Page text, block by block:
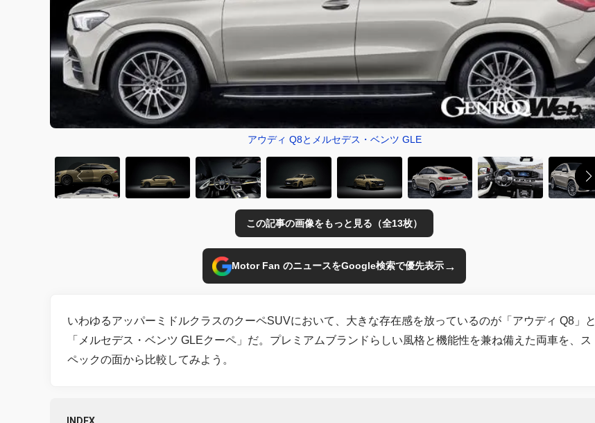
アウディ Q8とメルセデス・ベンツ GLE
この記事の画像をもっと見る（全13枚）
Motor Fan のニュースをGoogle検索で優先表示→
いわゆるアッパーミドルクラスのクーペSUVにおいて、大きな存在感を放っているのが「アウディ Q8」と
「メルセデス・ベンツ GLEクーペ」だ。プレミアムブランドらしい風格と機能性を兼ね備えた両車を、ス
ペックの面から比較してみよう。